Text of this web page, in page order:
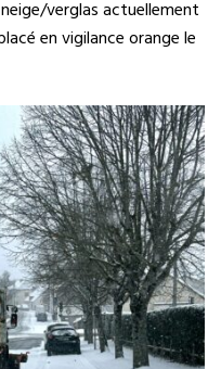
verglas actuellement
en vigilance orange le